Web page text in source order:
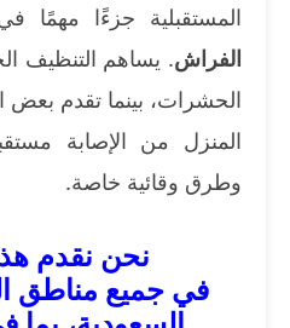
المستقبلية جزءًا مهمًا
الفراش. يساهم التنظيف
الحشرات، بينما تقدم
المنزل من الإصابة
وطرق وقائية خاصة.
نحن نقدم
في جميع مناطق